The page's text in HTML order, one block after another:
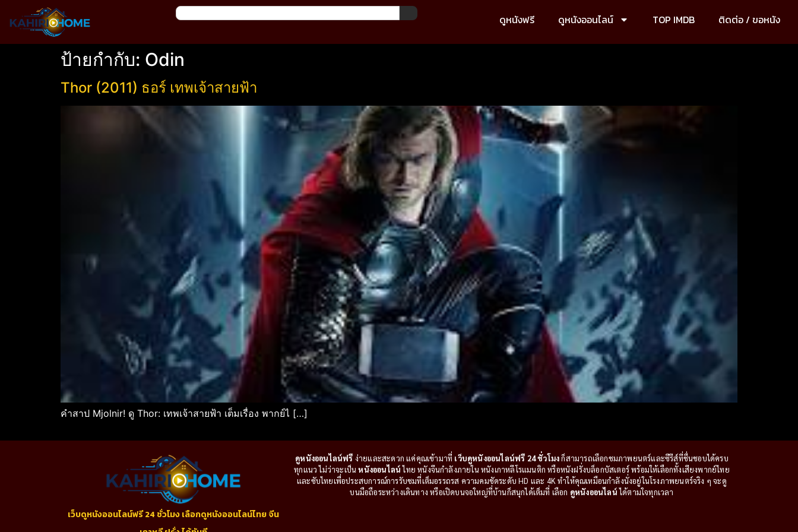
ดูหนังฟรี ดูหนังออนไลน์ TOP IMDB ติดต่อ / ขอหนัง
ป้ายกำกับ: Odin
Thor (2011) ธอร์ เทพเจ้าสายฟ้า
คำสาป Mjolnir! ดู Thor: เทพเจ้าสายฟ้า เต็มเรื่อง พากย์ไ […]
เว็บดูหนังออนไลน์ฟรี 24 ชั่วโมง เลือกดูหนังออนไลน์ไทย จีน
ดูหนังออนไลน์ฟรี ง่ายและสะดวก แค่คุณเข้ามาที่ เว็บดูหนังออนไลน์ฟรี 24 ชั่วโมงก็สามารถเลือกชมภาพยนตร์และซีรีส์ที่ชื่นชอบได้ครบ
ทุกแนว ไม่ว่าจะเป็นหนังออนไลน์ไทย หนังจีนกำลังภายใน หนังเกาหลีโรแมนติก หรือหนังฝรั่งบล็อกบัสเตอร์ พร้อมให้เลือกทั้งเสียงพากย์ไทย
และซับไทยเพื่อประสบการณ์การรับชมที่เต็มอรรถรส ความคมชัดระดับ HD และ 4K ทำให้คุณเหมือนกำลังนั่งอยู่ในโรงภาพยนตร์จริง ๆ จะดู
บนมือถือระหว่างเดินทาง หรือเปิดบนจอใหญ่ที่บ้านก็สนุกได้เต็มที่ เลือก ดูหนังออนไลน์ได้ตามใจทุกเวลา